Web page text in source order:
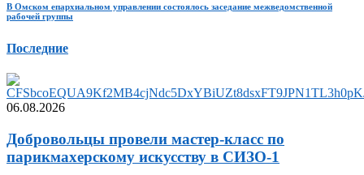
В Омском епархиальном управлении состоялось заседание межведомственной
рабочей группы
Последние
06.08.2026
Добровольцы провели мастер-класс по
парикмахерскому искусству в СИЗО-1